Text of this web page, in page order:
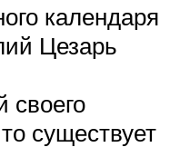
календаря
Цезарь
существует